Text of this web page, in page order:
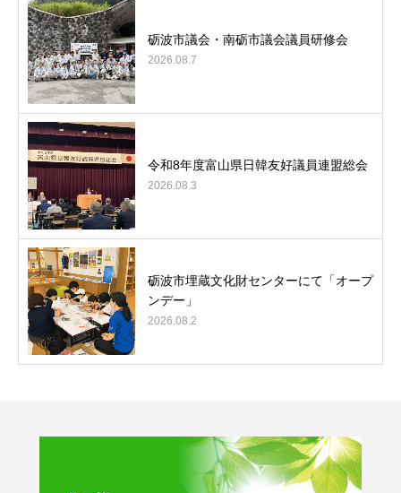
砺波市議会・南砺市議会議員研修会
2026.08.7
令和8年度富山県日韓友好議員連盟総会
2026.08.3
砺波市埋蔵文化財センターにて「オープ
ンデー」
2026.08.2